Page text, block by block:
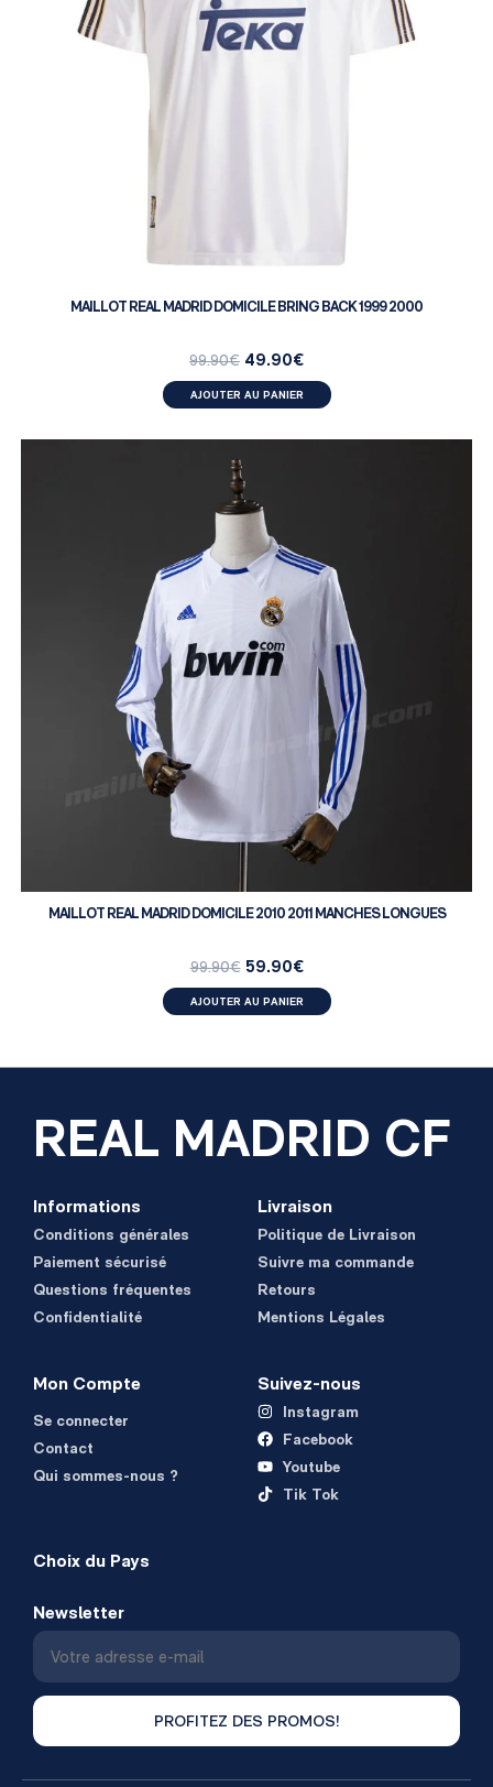
MAILLOT REAL MADRID DOMICILE BRING BACK 1999 2000
99.90€ 49.90€
AJOUTER AU PANIER
MAILLOT REAL MADRID DOMICILE 2010 2011 MANCHES LONGUES
99.90€ 59.90€
AJOUTER AU PANIER
REAL MADRID CF
Informations
Conditions générales
Paiement sécurisé
Questions fréquentes
Confidentialité
Livraison
Politique de Livraison
Suivre ma commande
Retours
Mentions Légales
Mon Compte
Se connecter
Contact
Qui sommes-nous ?
Suivez-nous
Instagram
Facebook
Youtube
Tik Tok
Choix du Pays
Newsletter
PROFITEZ DES PROMOS!